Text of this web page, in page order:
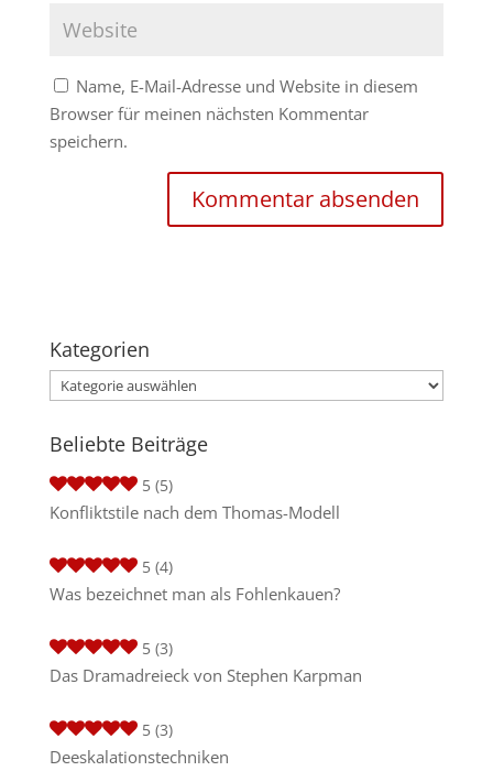
Name, E-Mail-Adresse und Website in diesem
Browser für meinen nächsten Kommentar
speichern.
Kategorien
Kategorien
Beliebte Beiträge
5 (5)
Konfliktstile nach dem Thomas-Modell
5 (4)
Was bezeichnet man als Fohlenkauen?
5 (3)
Das Dramadreieck von Stephen Karpman
5 (3)
Deeskalationstechniken